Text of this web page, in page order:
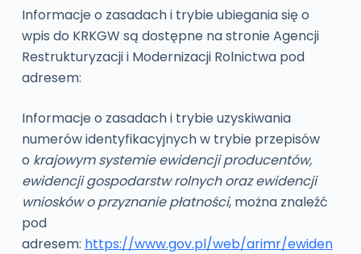
Informacje o zasadach i trybie ubiegania się o
wpis do KRKGW są dostępne na stronie Agencji
Restrukturyzacji i Modernizacji Rolnictwa pod
adresem:
Informacje o zasadach i trybie uzyskiwania
numerów identyfikacyjnych w trybie przepisów
o krajowym systemie ewidencji producentów,
ewidencji gospodarstw rolnych oraz ewidencji
wniosków o przyznanie płatności, można znaleźć
pod
adresem: https://www.gov.pl/web/arimr/ewiden